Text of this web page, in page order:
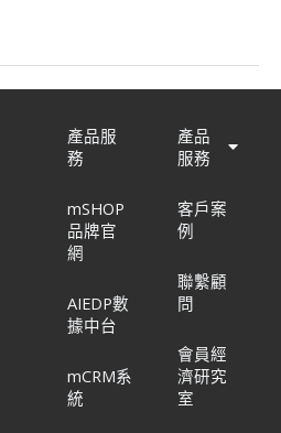
產品服
務
mSHOP
品牌官
網
AIEDP數
據中台
mCRM系
統
產品
服務
客戶案
例
聯繫顧
問
會員經
濟研究
室